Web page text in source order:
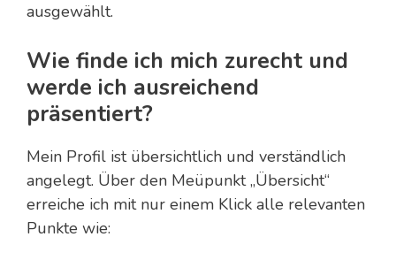
ausgewählt.
Wie finde ich mich zurecht und
werde ich ausreichend
präsentiert?
Mein Profil ist übersichtlich und verständlich
angelegt. Über den Meüpunkt „Übersicht“
erreiche ich mit nur einem Klick alle relevanten
Punkte wie: